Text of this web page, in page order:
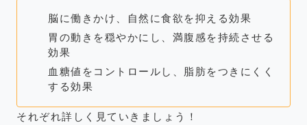
脳に働きかけ、自然に食欲を抑える効果
胃の動きを穏やかにし、満腹感を持続させる
効果
血糖値をコントロールし、脂肪をつきにくく
する効果
それぞれ詳しく見ていきましょう！